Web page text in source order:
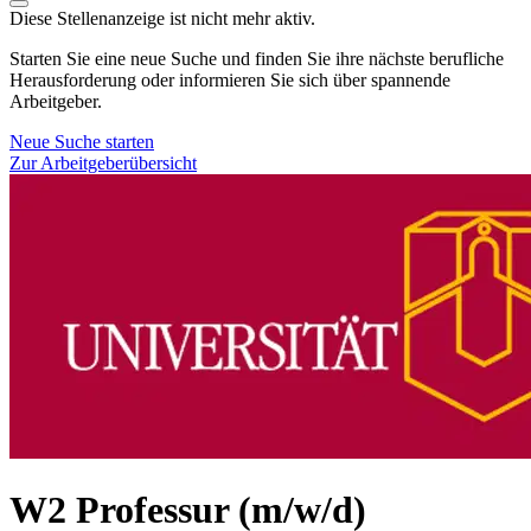
Diese Stellenanzeige ist nicht mehr aktiv.
Starten Sie eine neue Suche und finden Sie ihre nächste berufliche
Herausforderung oder informieren Sie sich über spannende
Arbeitgeber.
Neue Suche starten
Zur Arbeitgeberübersicht
W2 Professur (m/w/d)